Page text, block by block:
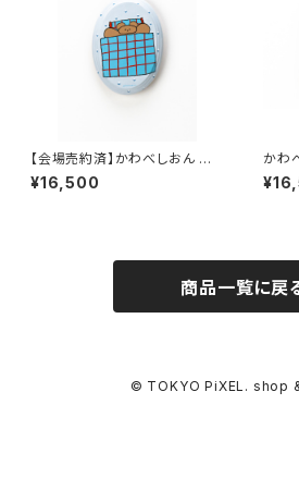
【会場売約済】かわべしおん 原
画E 「おやすみ、くまくん」
¥16,500
かわ
グラ
り）
商品一覧に戻
© TOKYO PiXEL. shop